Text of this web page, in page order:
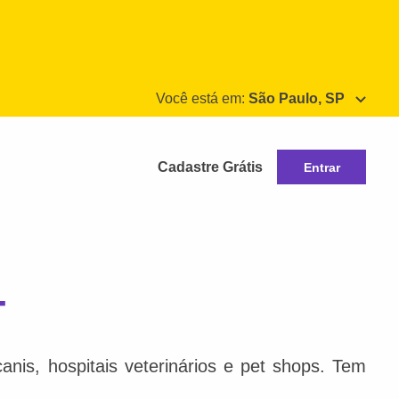
Você está em: São Paulo, SP
Cadastre Grátis Entrar
hospitais veterinários e pet shops. Tem